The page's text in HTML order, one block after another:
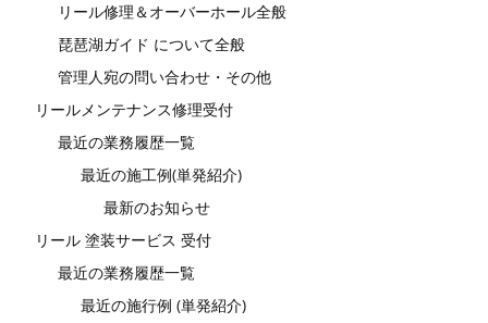
リール修理＆オーバーホール全般
琵琶湖ガイド について全般
管理人宛の問い合わせ・その他
リールメンテナンス修理受付
最近の業務履歴一覧
最近の施工例(単発紹介)
最新のお知らせ
リール 塗装サービス 受付
最近の業務履歴一覧
最近の施行例 (単発紹介)